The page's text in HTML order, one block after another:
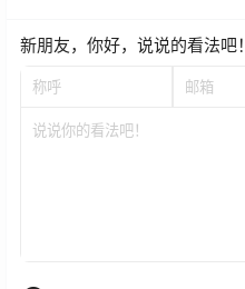
新朋友，你好，说说的看法吧！